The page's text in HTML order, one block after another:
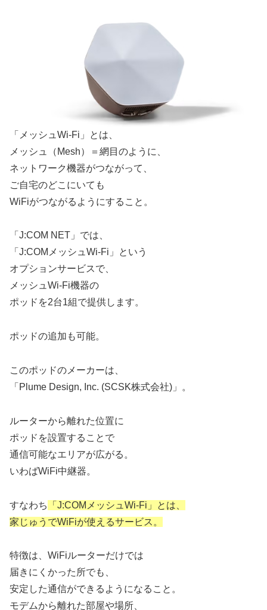
「メッシュWi-Fi」とは、
メッシュ（Mesh）＝網目のように、
ネットワーク機器がつながって、
ご自宅のどこにいても
WiFiがつながるようにすること。
「J:COM NET」では、
「J:COMメッシュWi-Fi」という
オプションサービスで、
メッシュWi-Fi機器の
ポッドを2台1組で提供します。
ポッドの追加も可能。
このポッドのメーカーは、
「Plume Design, Inc. (SCSK株式会社)」。
ルーターから離れた位置に
ポッドを設置することで
通信可能なエリアが広がる。
いわばWiFi中継器。
すなわち
「J:COMメッシュWi-Fi」とは、
家じゅうでWiFiが使えるサービス。
特徴は、WiFiルーターだけでは
届きにくかった所でも、
安定した通信ができるようになること。
モデムから離れた部屋や場所、